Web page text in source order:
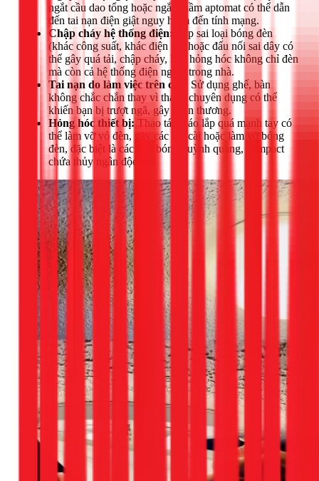
ngắt cầu dao tổng hoặc ngắt nhầm aptomat có thể dẫn
đến tai nạn điện giật nguy hiểm đến tính mạng.
Chập cháy hệ thống điện:
Lắp sai loại bóng đèn
(khác công suất, khác điện áp) hoặc đấu nối sai dây có
thể gây quá tải, chập cháy, làm hỏng hóc không chỉ đèn
mà còn cả hệ thống điện ngầm trong nhà.
Tai nạn do làm việc trên cao:
Sử dụng ghế, bàn
không chắc chắn thay vì thang chuyên dụng có thể
khiến bạn bị trượt ngã, gây chấn thương.
Hỏng hóc thiết bị: Thao tác tháo lắp quá mạnh tay có
thể làm vỡ vỏ đèn, gãy các lẫy cài hoặc làm vỡ bóng
đèn, đặc biệt là các loại bóng huỳnh quang, compact
chứa thủy ngân độc hại.